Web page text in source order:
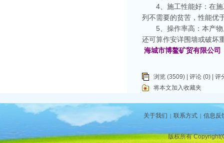
4、施工性能好：在施
列不需要的贫苦，性能优
5、操作率高：本产物
还可算作安详围墙或破坏
海城市博鳌矿贸有限公司
浏览 (3509) | 评论 (0) | 评
将本文加入收藏夹
版权所有
关于我们 | 联系方式 | 信息反